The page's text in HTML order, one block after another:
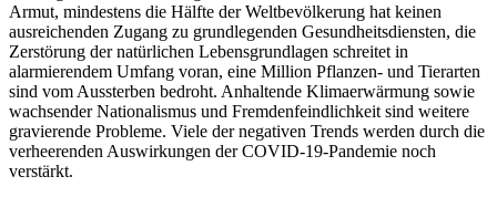
Armut, mindestens die Hälfte der Weltbevölkerung hat keinen
ausreichenden Zugang zu grundlegenden Gesundheitsdiensten, die
Zerstörung der natürlichen Lebensgrundlagen schreitet in
alarmierendem Umfang voran, eine Million Pflanzen- und Tierarten
sind vom Aussterben bedroht. Anhaltende Klimaerwärmung sowie
wachsender Nationalismus und Fremdenfeindlichkeit sind weitere
gravierende Probleme. Viele der negativen Trends werden durch die
verheerenden Auswirkungen der COVID-19-Pandemie noch
verstärkt.